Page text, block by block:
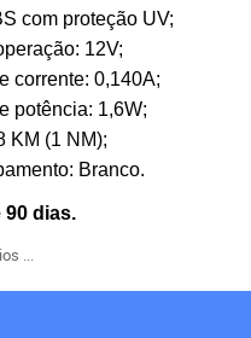
com proteção UV;
12V;
corrente: 0,140A;
potência: 1,6W;
KM (1 NM);
Branco.
90 dias.
...